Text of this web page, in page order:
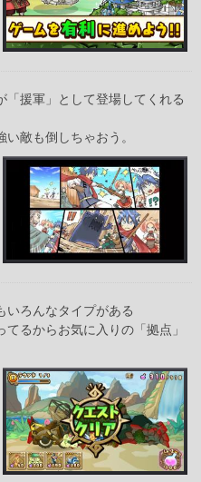
「援軍」として登場してくれる
敵も倒しちゃおう。
いろんなタイプがある
てるからお気に入りの「拠点」